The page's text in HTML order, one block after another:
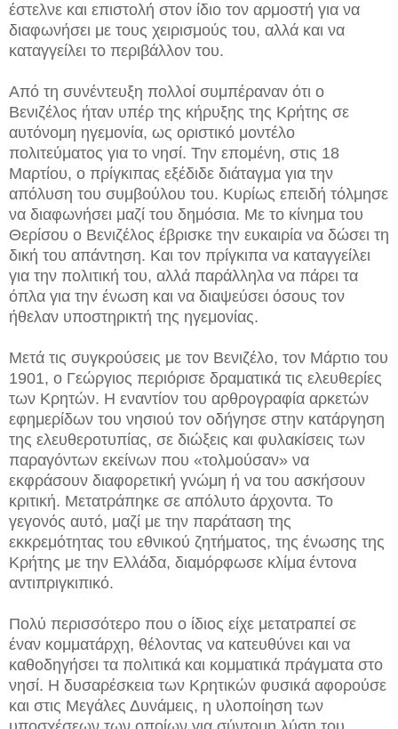
έστελνε και επιστολή στον ίδιο τον αρμοστή για να
διαφωνήσει με τους χειρισμούς του, αλλά και να
καταγγείλει το περιβάλλον του.
Από τη συνέντευξη πολλοί συμπέραναν ότι ο
Βενιζέλος ήταν υπέρ της κήρυξης της Κρήτης σε
αυτόνομη ηγεμονία, ως οριστικό μοντέλο
πολιτεύματος για το νησί. Την επομένη, στις 18
Μαρτίου, ο πρίγκιπας εξέδιδε διάταγμα για την
απόλυση του συμβούλου του. Κυρίως επειδή τόλμησε
να διαφωνήσει μαζί του δημόσια. Με το κίνημα του
Θερίσου ο Βενιζέλος έβρισκε την ευκαιρία να δώσει τη
δική του απάντηση. Και τον πρίγκιπα να καταγγείλει
για την πολιτική του, αλλά παράλληλα να πάρει τα
όπλα για την ένωση και να διαψεύσει όσους τον
ήθελαν υποστηρικτή της ηγεμονίας.
Μετά τις συγκρούσεις με τον Βενιζέλο, τον Μάρτιο του
1901, ο Γεώργιος περιόρισε δραματικά τις ελευθερίες
των Κρητών. Η εναντίον του αρθρογραφία αρκετών
εφημερίδων του νησιού τον οδήγησε στην κατάργηση
της ελευθεροτυπίας, σε διώξεις και φυλακίσεις των
παραγόντων εκείνων που «τολμούσαν» να
εκφράσουν διαφορετική γνώμη ή να του ασκήσουν
κριτική. Μετατράπηκε σε απόλυτο άρχοντα. Το
γεγονός αυτό, μαζί με την παράταση της
εκκρεμότητας του εθνικού ζητήματος, της ένωσης της
Κρήτης με την Ελλάδα, διαμόρφωσε κλίμα έντονα
αντιπριγκιπικό.
Πολύ περισσότερο που ο ίδιος είχε μετατραπεί σε
έναν κομματάρχη, θέλοντας να κατευθύνει και να
καθοδηγήσει τα πολιτικά και κομματικά πράγματα στο
νησί. Η δυσαρέσκεια των Κρητικών φυσικά αφορούσε
και στις Μεγάλες Δυνάμεις, η υλοποίηση των